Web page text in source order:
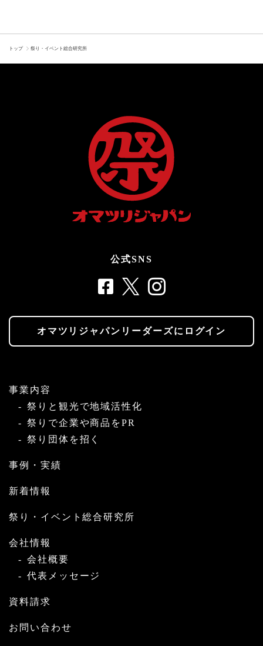
トップ 祭り・イベント総合研究所
公式SNS
オマツリジャパンリーダーズにログイン
事業内容
祭りと観光で地域活性化
祭りで企業や商品をPR
祭り団体を招く
事例・実績
新着情報
祭り・イベント総合研究所
会社情報
会社概要
代表メッセージ
資料請求
お問い合わせ